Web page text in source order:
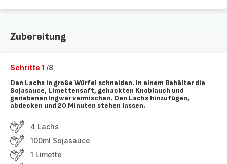
Zubereitung
Schritte 1 /8
Den Lachs in große Würfel schneiden. In einem Behälter die
Sojasauce, Limettensaft, gehackten Knoblauch und
geriebenen Ingwer vermischen. Den Lachs hinzufügen,
abdecken und 20 Minuten stehen lassen.
4 Lachs
100ml Sojasauce
1 Limette